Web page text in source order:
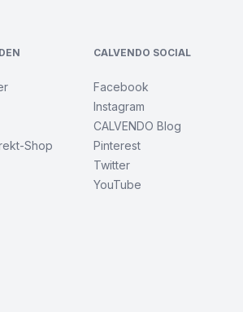
Shop
CALVENDO SOCIAL
Facebook
Instagram
CALVENDO Blog
Pinterest
Twitter
YouTube